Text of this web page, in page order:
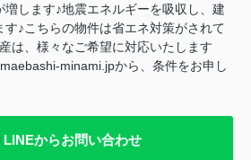
します♪地震エネルギーを吸収し、建
♪こちらの物件は省エネ対策がされて
は、様々なご希望に対応いたします
minami.jpから、条件をお申し
LINEからお問い合わせ